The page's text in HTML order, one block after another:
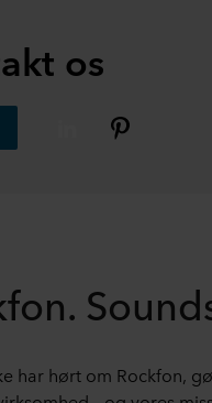
os
har hørt om Rockfon,